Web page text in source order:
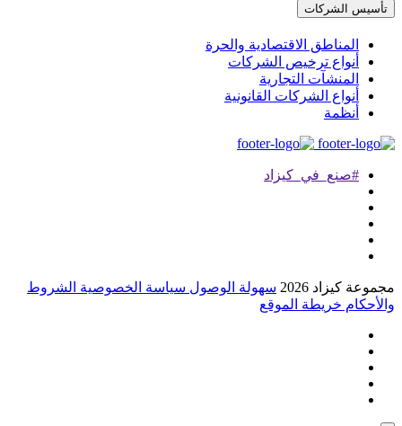
تأسيس الشركات
المناطق الاقتصادية والحرة
أنواع ترخيص الشركات
المنشآت التجارية
أنواع الشركات القانونية
أنظمة
#صنع_في_كيزاد
كيزاد 2026 سهولة الوصولسياسة الخصوصيةالشروط
خريطة الموقع